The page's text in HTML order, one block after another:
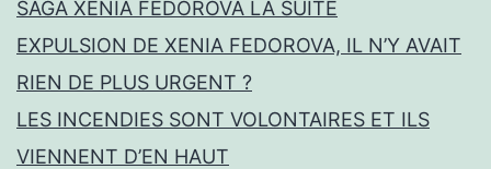
SAGA XENIA FEDOROVA LA SUITE
EXPULSION DE XENIA FEDOROVA, IL N’Y AVAIT
RIEN DE PLUS URGENT ?
LES INCENDIES SONT VOLONTAIRES ET ILS
VIENNENT D’EN HAUT